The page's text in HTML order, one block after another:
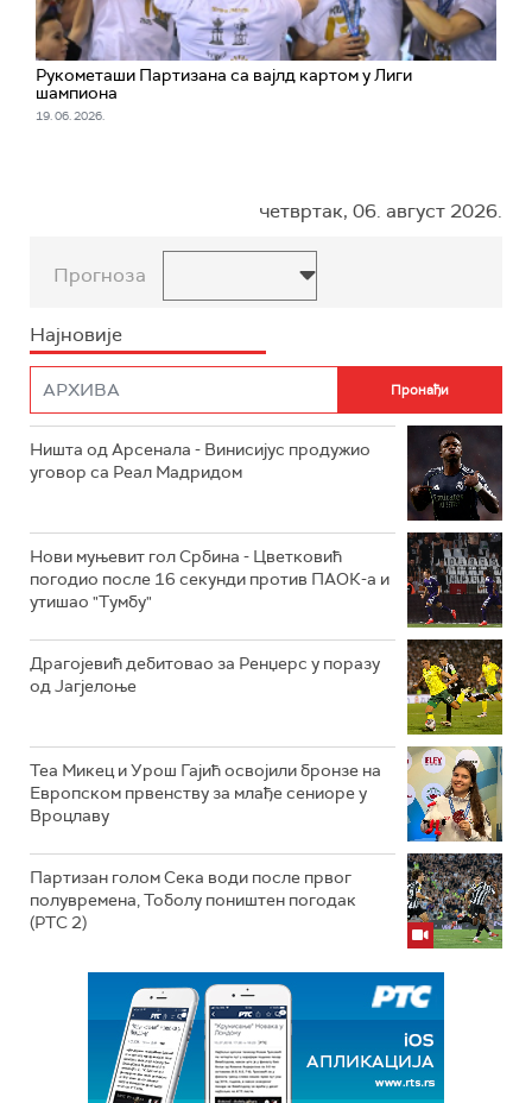
Рукометаши Партизана са вајлд картом у Лиги
шампиона
19. 06. 2026.
четвртак, 06. август 2026.
Прогноза
Најновије
Ништа од Арсенала - Винисијус продужио
уговор са Реал Мадридом
Нови муњевит гол Србина - Цветковић
погодио после 16 секунди против ПАОК-а и
утишао "Тумбу"
Драгојевић дебитовао за Ренџерс у поразу
од Јагјелоње
Теа Микец и Урош Гајић освојили бронзе на
Европском првенству за млађе сениоре у
Вроцлаву
Партизан голом Сека води после првог
полувремена, Тоболу поништен погодак
(РТС 2)